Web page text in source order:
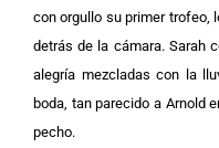
con orgullo su primer trofeo,
detrás de la cámara. Sarah
alegría mezcladas con la
boda, tan parecido a Arnold
pecho.